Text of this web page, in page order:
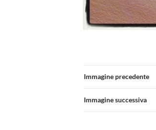
Immagine precedente
Immagine successiva